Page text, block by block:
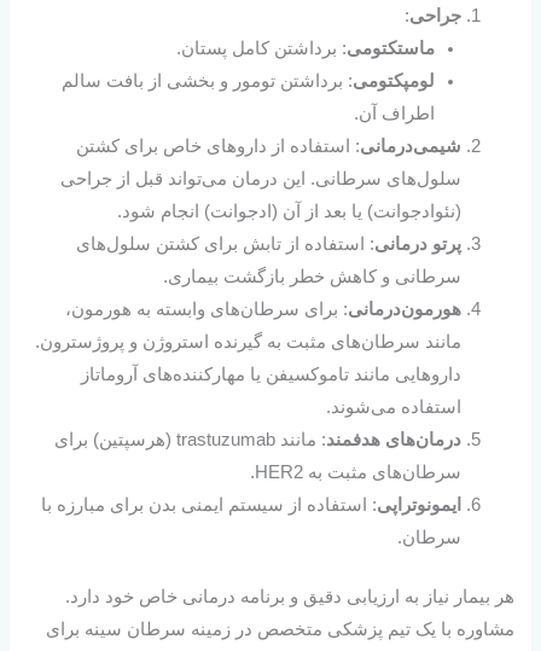
جراحی:
ماستکتومی: برداشتن کامل پستان.
لومپکتومی: برداشتن تومور و بخشی از بافت سالم
اطراف آن.
شیمی‌درمانی: استفاده از داروهای خاص برای کشتن
سلول‌های سرطانی. این درمان می‌تواند قبل از جراحی
(نئوادجوانت) یا بعد از آن (ادجوانت) انجام شود.
پرتو درمانی: استفاده از تابش برای کشتن سلول‌های
سرطانی و کاهش خطر بازگشت بیماری.
هورمون‌درمانی: برای سرطان‌های وابسته به هورمون،
مانند سرطان‌های مثبت به گیرنده استروژن و پروژسترون.
داروهایی مانند تاموکسیفن یا مهارکننده‌های آروماتاز
استفاده می‌شوند.
درمان‌های هدفمند
: مانند trastuzumab (هرسپتین) برای
سرطان‌های مثبت به HER2.
ایمونوتراپی: استفاده از سیستم ایمنی بدن برای مبارزه با
سرطان.
هر بیمار نیاز به ارزیابی دقیق و برنامه درمانی خاص خود دارد.
مشاوره با یک تیم پزشکی متخصص در زمینه سرطان سینه برای